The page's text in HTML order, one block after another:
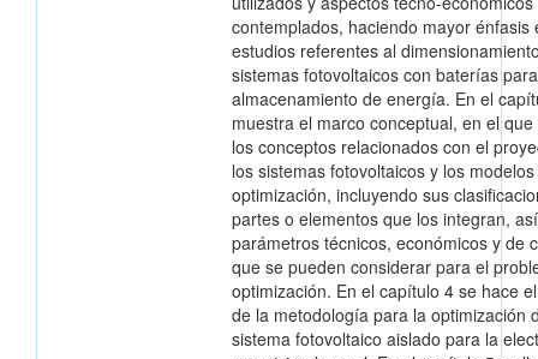
contemplados, haciendo mayor énfasis
estudios referentes al
sistemas fotovoltaicos con baterías
almacenamiento de energía. En el
muestra el marco conceptual, en el
los conceptos relacionados con el
los sistemas fotovoltaicos y los
optimización, incluyendo sus
partes o elementos que los integran,
parámetros técnicos, económicos y de
que se pueden considerar para el
optimización. En el capítulo 4 se hace
de la metodología para la optimización
sistema fotovoltaico aislado para la